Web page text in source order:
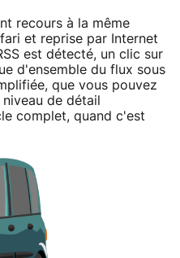
recours à la même
et reprise par Internet
est détecté, un clic sur
d'ensemble du flux sous
que vous pouvez
de détail
complet, quand c'est